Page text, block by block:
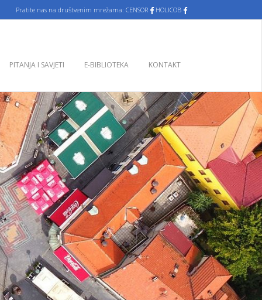
na društvenim mrežama: CENSOR HOLICOB
PITANJA I SAVJETI E-BIBLIOTEKA KONTAKT